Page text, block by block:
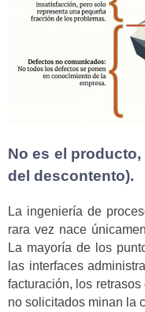
No es el
del descontento).
La ingeniería de
rara vez nace
La mayoría de los
las interfaces
facturación, los
no solicitados minan la